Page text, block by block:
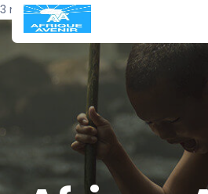
3 novembre 2018